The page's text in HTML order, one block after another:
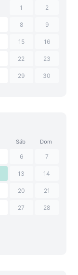
1 2
8 9
15 16
22 23
29 30
Sáb Dom
6 7
13 14
20 21
27 28